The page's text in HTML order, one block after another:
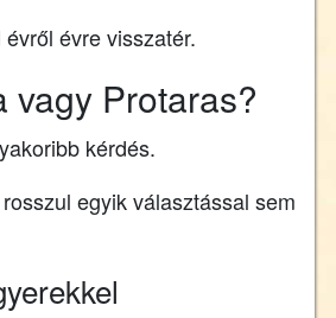
évre visszatér.
vagy Protaras?
kérdés.
egyik választással sem